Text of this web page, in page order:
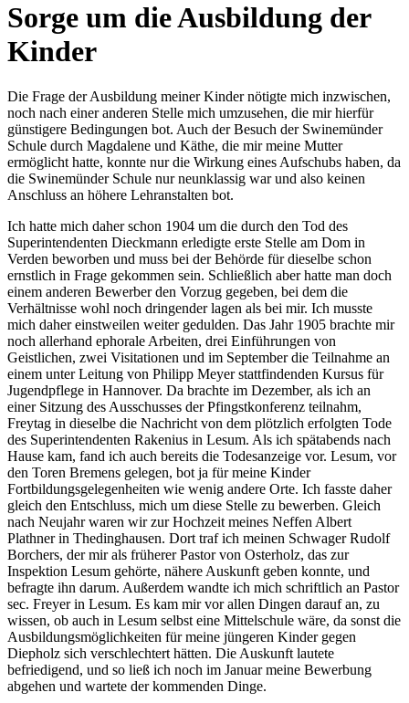
Sorge um die Ausbildung der
Kinder
Die Frage der Ausbildung meiner Kinder nötigte mich inzwischen,
noch nach einer anderen Stelle mich umzusehen, die mir hierfür
günstigere Bedingungen bot. Auch der Besuch der Swinemünder
Schule durch Magdalene und Käthe, die mir meine Mutter
ermöglicht hatte, konnte nur die Wirkung eines Aufschubs haben, da
die Swinemünder Schule nur neunklassig war und also keinen
Anschluss an höhere Lehranstalten bot.
Ich hatte mich daher schon 1904 um die durch den Tod des
Superintendenten Dieckmann erledigte erste Stelle am Dom in
Verden beworben und muss bei der Behörde für dieselbe schon
ernstlich in Frage gekommen sein. Schließlich aber hatte man doch
einem anderen Bewerber den Vorzug gegeben, bei dem die
Verhältnisse wohl noch dringender lagen als bei mir. Ich musste
mich daher einstweilen weiter gedulden. Das Jahr 1905 brachte mir
noch allerhand ephorale Arbeiten, drei Einführungen von
Geistlichen, zwei Visitationen und im September die Teilnahme an
einem unter Leitung von Philipp Meyer stattfindenden Kursus für
Jugendpflege in Hannover. Da brachte im Dezember, als ich an
einer Sitzung des Ausschusses der Pfingstkonferenz teilnahm,
Freytag in dieselbe die Nachricht von dem plötzlich erfolgten Tode
des Superintendenten Rakenius in Lesum. Als ich spätabends nach
Hause kam, fand ich auch bereits die Todesanzeige vor. Lesum, vor
den Toren Bremens gelegen, bot ja für meine Kinder
Fortbildungsgelegenheiten wie wenig andere Orte. Ich fasste daher
gleich den Entschluss, mich um diese Stelle zu bewerben. Gleich
nach Neujahr waren wir zur Hochzeit meines Neffen Albert
Plathner in Thedinghausen. Dort traf ich meinen Schwager Rudolf
Borchers, der mir als früherer Pastor von Osterholz, das zur
Inspektion Lesum gehörte, nähere Auskunft geben konnte, und
befragte ihn darum. Außerdem wandte ich mich schriftlich an Pastor
sec. Freyer in Lesum. Es kam mir vor allen Dingen darauf an, zu
wissen, ob auch in Lesum selbst eine Mittelschule wäre, da sonst die
Ausbildungsmöglichkeiten für meine jüngeren Kinder gegen
Diepholz sich verschlechtert hätten. Die Auskunft lautete
befriedigend, und so ließ ich noch im Januar meine Bewerbung
abgehen und wartete der kommenden Dinge.